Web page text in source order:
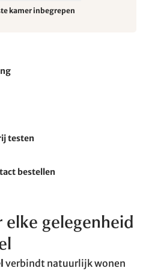
kamer inbegrepen
testen
bestellen
elke gelegenheid
verbindt natuurlijk wonen